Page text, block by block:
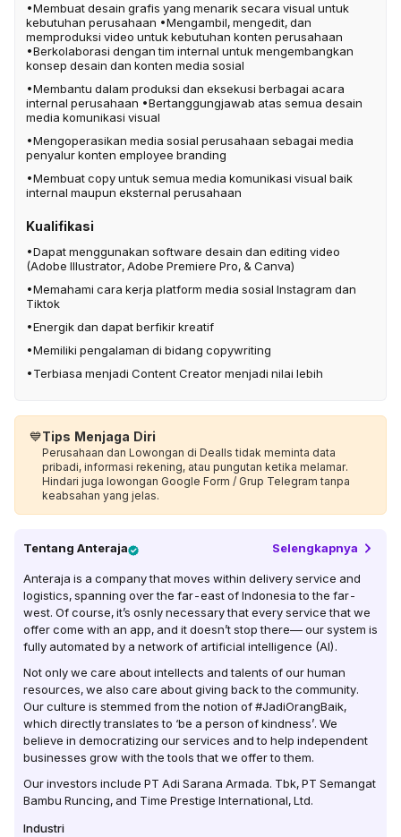
•Membuat desain grafis yang menarik secara visual untuk
kebutuhan perusahaan •Mengambil, mengedit, dan
memproduksi video untuk kebutuhan konten perusahaan
•Berkolaborasi dengan tim internal untuk mengembangkan
konsep desain dan konten media sosial
•Membantu dalam produksi dan eksekusi berbagai acara
internal perusahaan •Bertanggungjawab atas semua desain
media komunikasi visual
•Mengoperasikan media sosial perusahaan sebagai media
penyalur konten employee branding
•Membuat copy untuk semua media komunikasi visual baik
internal maupun eksternal perusahaan
Kualifikasi
•Dapat menggunakan software desain dan editing video
(Adobe Illustrator, Adobe Premiere Pro, & Canva)
•Memahami cara kerja platform media sosial Instagram dan
Tiktok
•Energik dan dapat berfikir kreatif
•Memiliki pengalaman di bidang copywriting
•Terbiasa menjadi Content Creator menjadi nilai lebih
💙Tips Menjaga Diri
Perusahaan dan Lowongan di Dealls tidak meminta data
pribadi, informasi rekening, atau pungutan ketika melamar.
Hindari juga lowongan Google Form / Grup Telegram tanpa
keabsahan yang jelas.
Tentang Anteraja Selengkapnya
Anteraja is a company that moves within delivery service and
logistics, spanning over the far-east of Indonesia to the far-
west. Of course, it’s osnly necessary that every service that we
offer come with an app, and it doesn’t stop there–– our system is
fully automated by a network of artificial intelligence (AI).
Not only we care about intellects and talents of our human
resources, we also care about giving back to the community.
Our culture is stemmed from the notion of #JadiOrangBaik,
which directly translates to ‘be a person of kindness’. We
believe in democratizing our services and to help independent
businesses grow with the tools that we offer to them.
Our investors include PT Adi Sarana Armada. Tbk, PT Semangat
Bambu Runcing, and Time Prestige International, Ltd.
Industri